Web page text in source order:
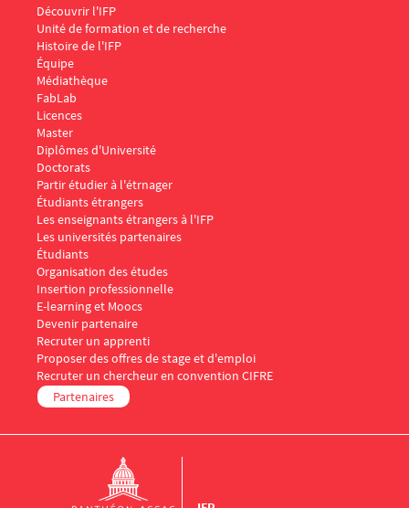
Menu Footer IFP 1
Découvrir l'IFP
Unité de formation et de recherche
Histoire de l'IFP
Équipe
Médiathèque
FabLab
Menu Footer IFP 2
Licences
Master
Diplômes d'Université
Doctorats
Menu Footer IFP 3
Partir étudier à l'étrnager
Étudiants étrangers
Les enseignants étrangers à l'IFP
Les universités partenaires
Menu Footer IFP 4
Étudiants
Organisation des études
Insertion professionnelle
E-learning et Moocs
Menu Footer IFP 5
Devenir partenaire
Recruter un apprenti
Proposer des offres de stage et d'emploi
Recruter un chercheur en convention CIFRE
Partenaires